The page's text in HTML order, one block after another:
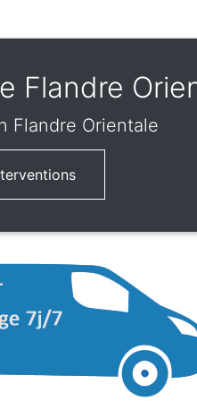
Flandre
Flandre Orientale